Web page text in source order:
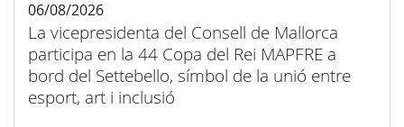
La vicepresidenta del Consell de Mallorca
participa en la 44 Copa del Rei MAPFRE a
bord del Settebello, símbol de la unió entre
esport, art i inclusió
06/08/2026